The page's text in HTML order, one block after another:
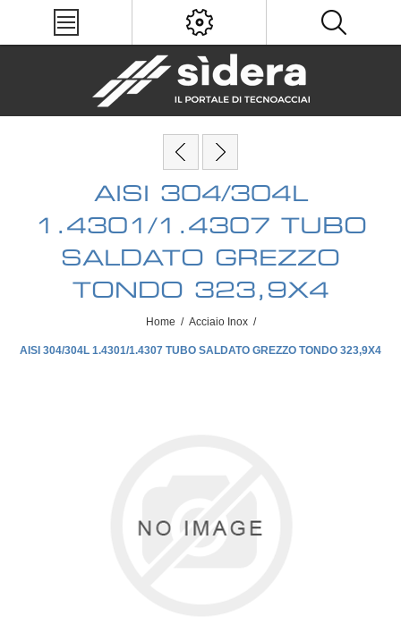
AISI 304/304L
1.4301/1.4307 TUBO
SALDATO GREZZO
TONDO 323,9X4
Home / Acciaio Inox /
AISI 304/304L 1.4301/1.4307 TUBO SALDATO GREZZO TONDO 323,9X4